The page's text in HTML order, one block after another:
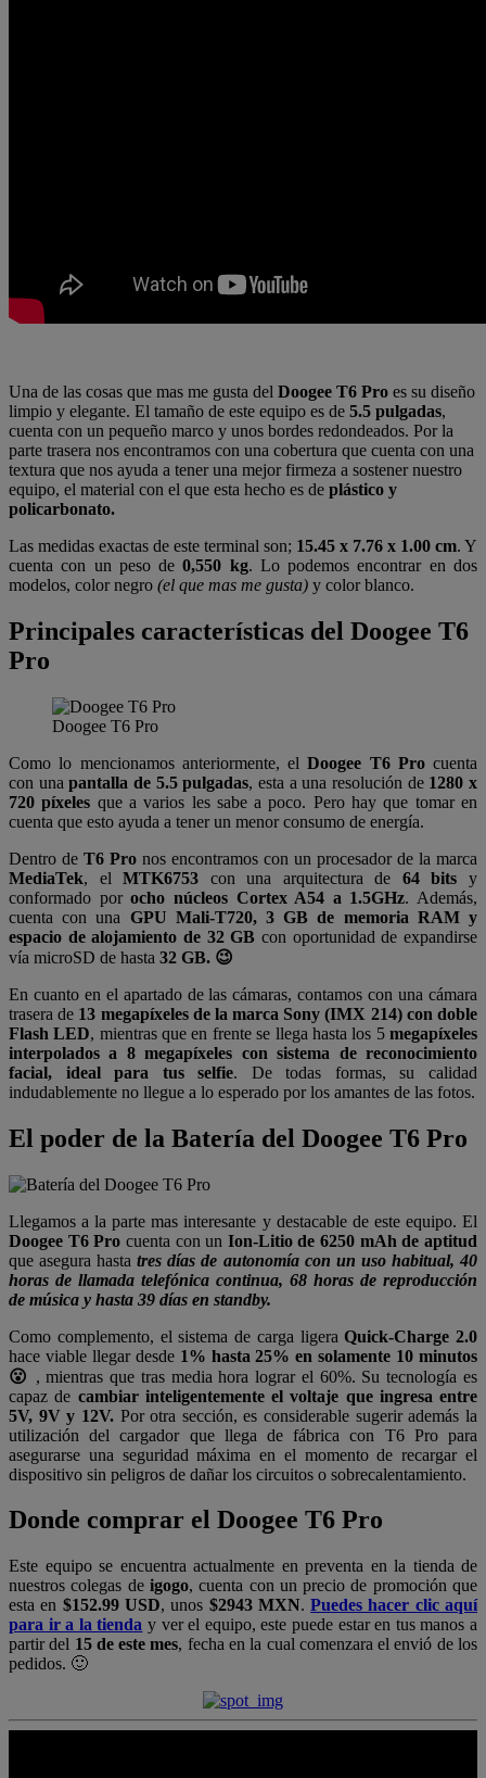
Una de las cosas que mas me gusta del Doogee T6 Pro es su diseño
limpio y elegante. El tamaño de este equipo es de 5.5 pulgadas,
cuenta con un pequeño marco y unos bordes redondeados. Por la
parte trasera nos encontramos con una cobertura que cuenta con una
textura que nos ayuda a tener una mejor firmeza a sostener nuestro
equipo, el material con el que esta hecho es de plástico y
policarbonato.
Las medidas exactas de este terminal son; 15.45 x 7.76 x 1.00 cm. Y
cuenta con un peso de0,550 kg. Lo podemos encontrar en dos
modelos, color negro (el que mas me gusta) y color blanco.
Principales características del Doogee T6
Pro
Doogee T6 Pro
Como lo mencionamos anteriormente, elDoogee T6 Procuenta
con unapantalla de 5.5 pulgadas, esta a una resolución de 1280 x
720 píxeles que a varios les sabe a poco. Pero hay que tomar en
cuenta que esto ayuda a tener un menor consumo de energía.
Dentro de T6 Pro nos encontramos con un procesador de la marca
MediaTek, elMTK6753 con una arquitectura de 64 bits y
conformado porocho núcleos Cortex A54 a 1.5GHz. Además,
cuenta con una GPU Mali-T720, 3 GB de memoria RAM y
espacio de alojamiento de 32 GB con oportunidad de expandirse
vía microSD de hasta 32 GB. 😉
En cuanto en el apartado de las cámaras, contamos con una cámara
trasera de 13 megapíxeles de la marca Sony (IMX 214) con doble
Flash LED, mientras que en frente se llega hasta los 5megapíxeles
interpolados a 8 megapíxeles con sistema de reconocimiento
facial, ideal para tus selfie. De todas formas, su calidad
indudablemente no llegue a lo esperado por los amantes de las fotos.
El poder de la Batería del Doogee T6 Pro
Llegamos a la parte mas interesante y destacable de este equipo. El
Doogee T6 Pro cuenta con un Ion-Litio de 6250 mAh de aptitud
que asegura hastatres días de autonomía con un uso habitual, 40
horas de llamada telefónica continua, 68 horas de reproducción
de música y hasta 39 días en standby.
Como complemento, el sistema de carga ligeraQuick-Charge 2.0
hace viable llegar desde 1% hasta 25% en solamente 10 minutos
😮 , mientras que tras media hora lograr el 60%. Su tecnología es
capaz de cambiar inteligentemente el voltaje que ingresa entre
5V, 9V y 12V.Por otra sección, es considerable sugerir además la
utilización del cargador que llega de fábrica con T6 Pro para
asegurarse una seguridad máxima en el momento de recargar el
dispositivo sin peligros de dañar los circuitos o sobrecalentamiento.
Donde comprar el Doogee T6 Pro
Este equipo se encuentra actualmente en preventa en la tienda de
nuestros colegas de igogo, cuenta con un precio de promoción que
esta en $152.99 USD, unos $2943 MXN.Puedes hacer clic aquí
para ir a la tienda y ver el equipo, este puede estar en tus manos a
partir del 15 de este mes, fecha en la cual comenzara el envió de los
pedidos. 🙂